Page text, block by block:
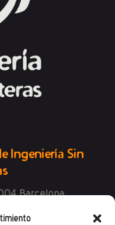
Ingeniería Sin
Barcelona